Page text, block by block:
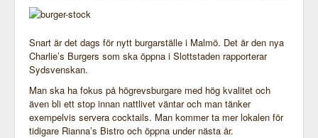
Snart är det dags för nytt burgarställe i Malmö. Det är den nya
Charlie’s Burgers som ska öppna i Slottstaden rapporterar
Sydsvenskan.
Man ska ha fokus på högrevsburgare med hög kvalitet och
även bli ett stop innan nattlivet väntar och man tänker
exempelvis servera cocktails. Man kommer ta mer lokalen för
tidigare Rianna’s Bistro och öppna under nästa år.